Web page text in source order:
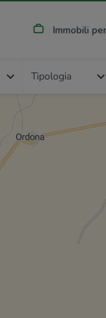
Immobili
Tipologia